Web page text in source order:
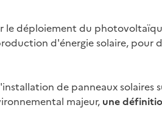
le déploiement du
d'énergie solaire, pour
de panneaux solaires
majeur, une